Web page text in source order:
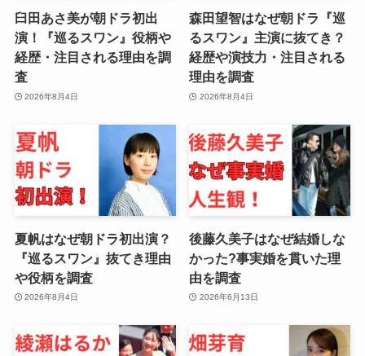
臼田あさ美が朝ドラ初出
演！『巡るスワン』役柄や
経歴・注目される理由を調
査
2026年8月4日
森田望智はなぜ朝ドラ『巡
るスワン』主演に抜てき？
経歴や演技力・注目される
理由を調査
2026年8月4日
夏帆はなぜ朝ドラ初出演？
『巡るスワン』抜てき理由
や役柄を調査
2026年8月4日
後藤久美子はなぜ結婚しな
かった?事実婚を貫いた理
由を調査
2026年6月13日